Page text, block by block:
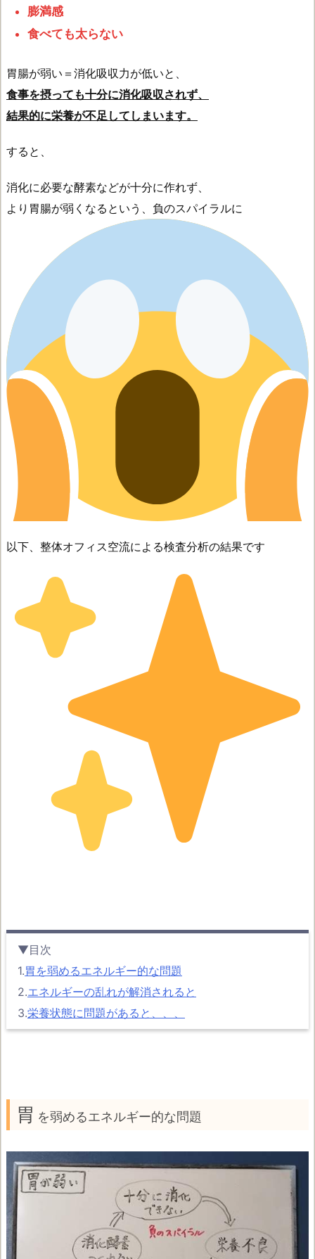
膨満感
食べても太らない
胃腸が弱い＝消化吸収力が低いと、
食事を摂っても十分に消化吸収されず、
結果的に栄養が不足してしまいます。
すると、
消化に必要な酵素などが十分に作れず、
より胃腸が弱くなるという、負のスパイラルに
以下、整体オフィス空流による検査分析の結果です
▼目次
1.胃を弱めるエネルギー的な問題
2.エネルギーの乱れが解消されると
3.栄養状態に問題があると、、、
胃 を弱めるエネルギー的な問題